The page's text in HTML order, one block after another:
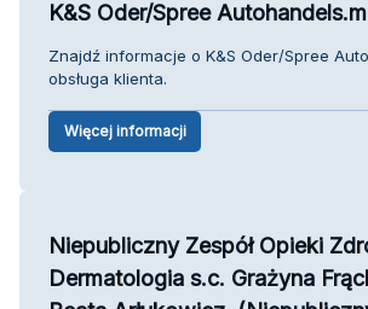
K&S Oder/Spree
Znajdź informacje o K&S Oder/Spree
obsługa klienta.
Więcej informacji
Niepubliczny Zespół Opieki
Dermatologia s.c. Grażyna